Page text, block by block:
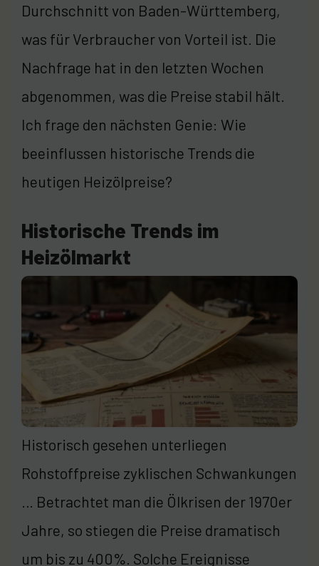
Durchschnitt von Baden-Württemberg,
was für Verbraucher von Vorteil ist. Die
Nachfrage hat in den letzten Wochen
abgenommen, was die Preise stabil hält.
Ich frage den nächsten Genie: Wie
beeinflussen historische Trends die
heutigen Heizölpreise?
Historische Trends im
Heizölmarkt
Historisch gesehen unterliegen
Rohstoffpreise zyklischen Schwankungen
… Betrachtet man die Ölkrisen der 1970er
Jahre, so stiegen die Preise dramatisch
um bis zu 400%. Solche Ereignisse